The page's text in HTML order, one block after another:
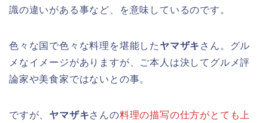
識の違いがある事など、を意味しているのです。
色々な国で色々な料理を堪能した ヤマザキ さん。グル
メなイメージがありますが、ご本人は決してグルメ評
論家や美食家ではないとの事。
ですが、 ヤマザキさんの料理の描写の仕方がとても上